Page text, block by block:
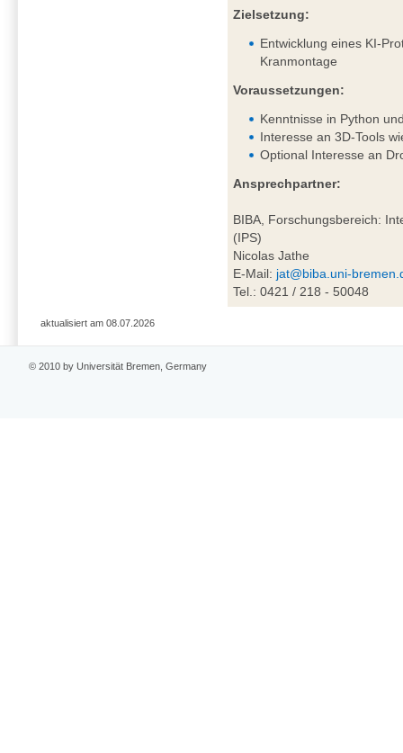
Zielsetzung:
Entwicklung eines KI-
Kranmontage
Voraussetzungen:
Kenntnisse in Python
Interesse an 3D-Tools
Optional Interesse an
Ansprechpartner:
BIBA, Forschungsbereich:
(IPS)
Nicolas Jathe
E-Mail: jat@biba.uni-
Tel.: 0421 / 218 - 50048
aktualisiert am 08.07.2026
© 2010 by Universität Bremen, Germany